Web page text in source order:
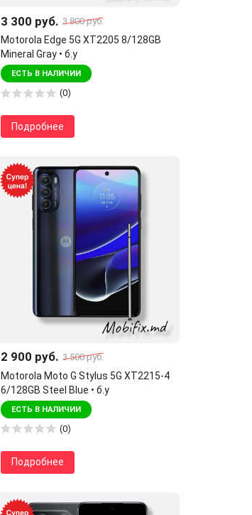
3 300 руб. 3 800 руб.
Motorola Edge 5G XT2205 8/128GB
Mineral Gray • б.у
ЕСТЬ В НАЛИЧИИ
(0)
Подробнее
2 900 руб. 3 500 руб.
Motorola Moto G Stylus 5G XT2215-4
6/128GB Steel Blue • б.у
ЕСТЬ В НАЛИЧИИ
(0)
Подробнее